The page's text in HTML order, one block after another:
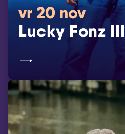
vr 20 nov
Lucky Fonz III